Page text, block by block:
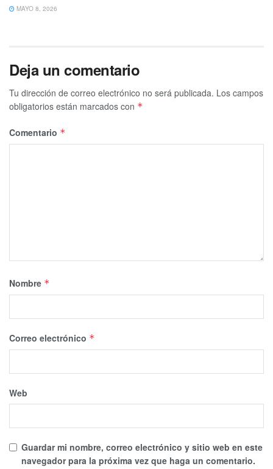
MAYO 8, 2026
Deja un comentario
Tu dirección de correo electrónico no será publicada. Los campos
obligatorios están marcados con *
Comentario *
Nombre *
Correo electrónico *
Web
Guardar mi nombre, correo electrónico y sitio web en este
navegador para la próxima vez que haga un comentario.